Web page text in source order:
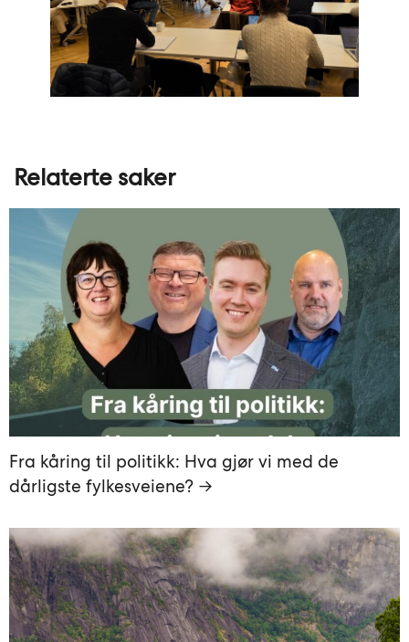
Relaterte saker
Fra kåring til politikk: Hva gjør vi med de
dårligste fylkesveiene? →